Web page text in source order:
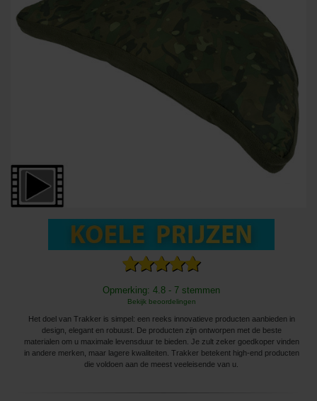
Opmerking: 4.8 - 7 stemmen
Bekijk beoordelingen
Het doel van Trakker is simpel: een reeks innovatieve producten aanbieden in
design, elegant en robuust. De producten zijn ontworpen met de beste
materialen om u maximale levensduur te bieden. Je zult zeker goedkoper vinden
in andere merken, maar lagere kwaliteiten. Trakker betekent high-end producten
die voldoen aan de meest veeleisende van u.